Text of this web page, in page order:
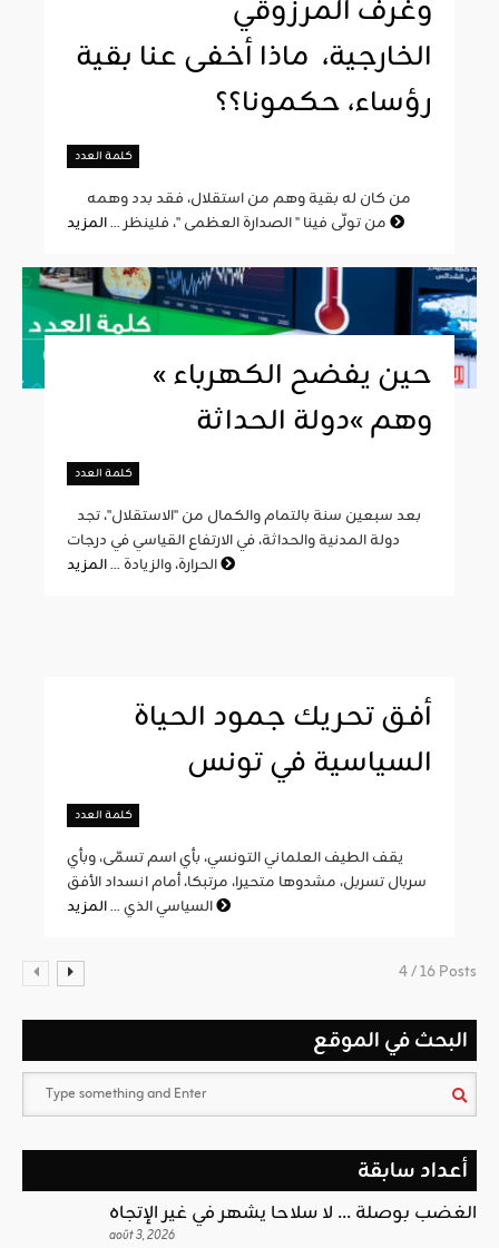
وغرف المرزوقي
الخارجية، ماذا أخفى عنا بقية
رؤساء، حكمونا؟؟
كلمة العدد
من تولّى فينا " الصدارة العظمى "، فلينظر ...
« حين يفضح الكهرباء
وهم »دولة الحداثة
كلمة العدد
دولة المدنية والحداثة، في الارتفاع القياسي في درجات
الحرارة، والزيادة ...
أفق تحريك جمود الحياة
السياسية في تونس
كلمة العدد
يقف الطيف العلماني التونسي، بأي اسم تسمّى، وبأي
سربال تسربل، مشدوها متحيرا، مرتبكا، أمام انسداد الأفق
السياسي الذي ...
4 / 16 Posts
البحث في الموقع
أعداد سابقة
الغضب بوصلة … لا سلاحا يشهر في غير الإتجاه
août 3, 2026